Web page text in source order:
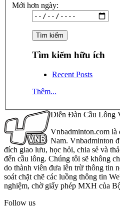
Mới hơn ngày:
Tìm kiếm hữu ích
Recent Posts
Thêm...
Diễn Đàn Cầu Lông
Vnbadminton.com là
Nam. Vnbadminton
đích giao lưu, học hỏi, chia sẻ và
đến cầu lông. Chúng tôi sẽ không
do thành viên đưa lên trừ thông tin
soát chặt chẽ các luồng thông tin
nghiệm, chờ giấy phép MXH của
Follow us